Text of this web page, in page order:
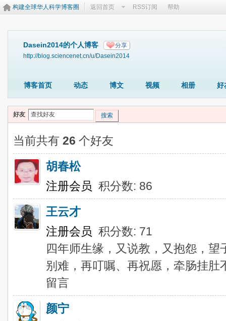
构建全球华人科学博客圈 返回首页 RSS订阅 帮助
Dasein2014的个人博客 分享
http://blog.sciencenet.cn/u/Dasein2014
博客首页 动态 博文 视频 相册 好
好友 搜索
当前共有 26 个好友
胡春松
注册会员 积分数: 86
王云才
注册会员 积分数: 71
四年师生缘，又说教，又抱怨，
别难，再叮嘱、再祝愿，牵肠挂
留言
颜宁